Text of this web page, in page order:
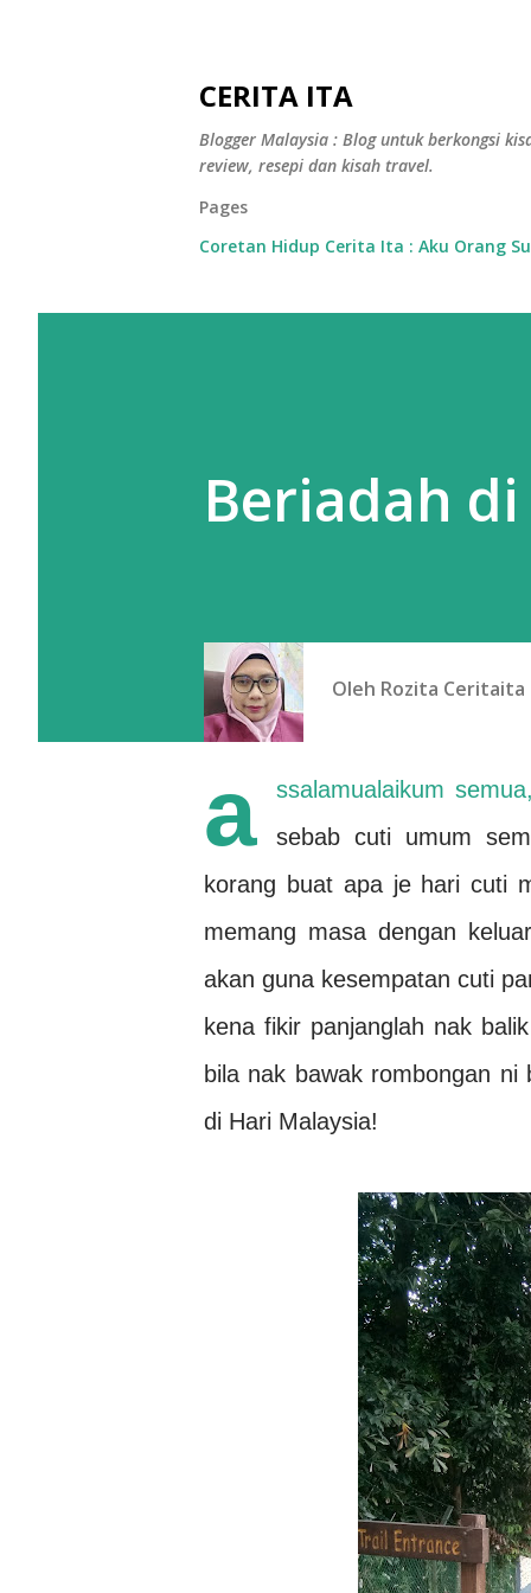
CERITA ITA
Blogger Malaysia : Blog untuk berkongsi
review, resepi dan kisah travel.
Pages
Coretan Hidup Cerita Ita : Aku Orang
Beriadah
Oleh Rozita Ceritaita
a
ssalamualaikum
sebab cuti umum
korang buat apa je hari cuti
memang masa dengan
akan guna kesempatan cuti
kena fikir panjanglah nak
bila nak bawak rombongan
di Hari Malaysia!